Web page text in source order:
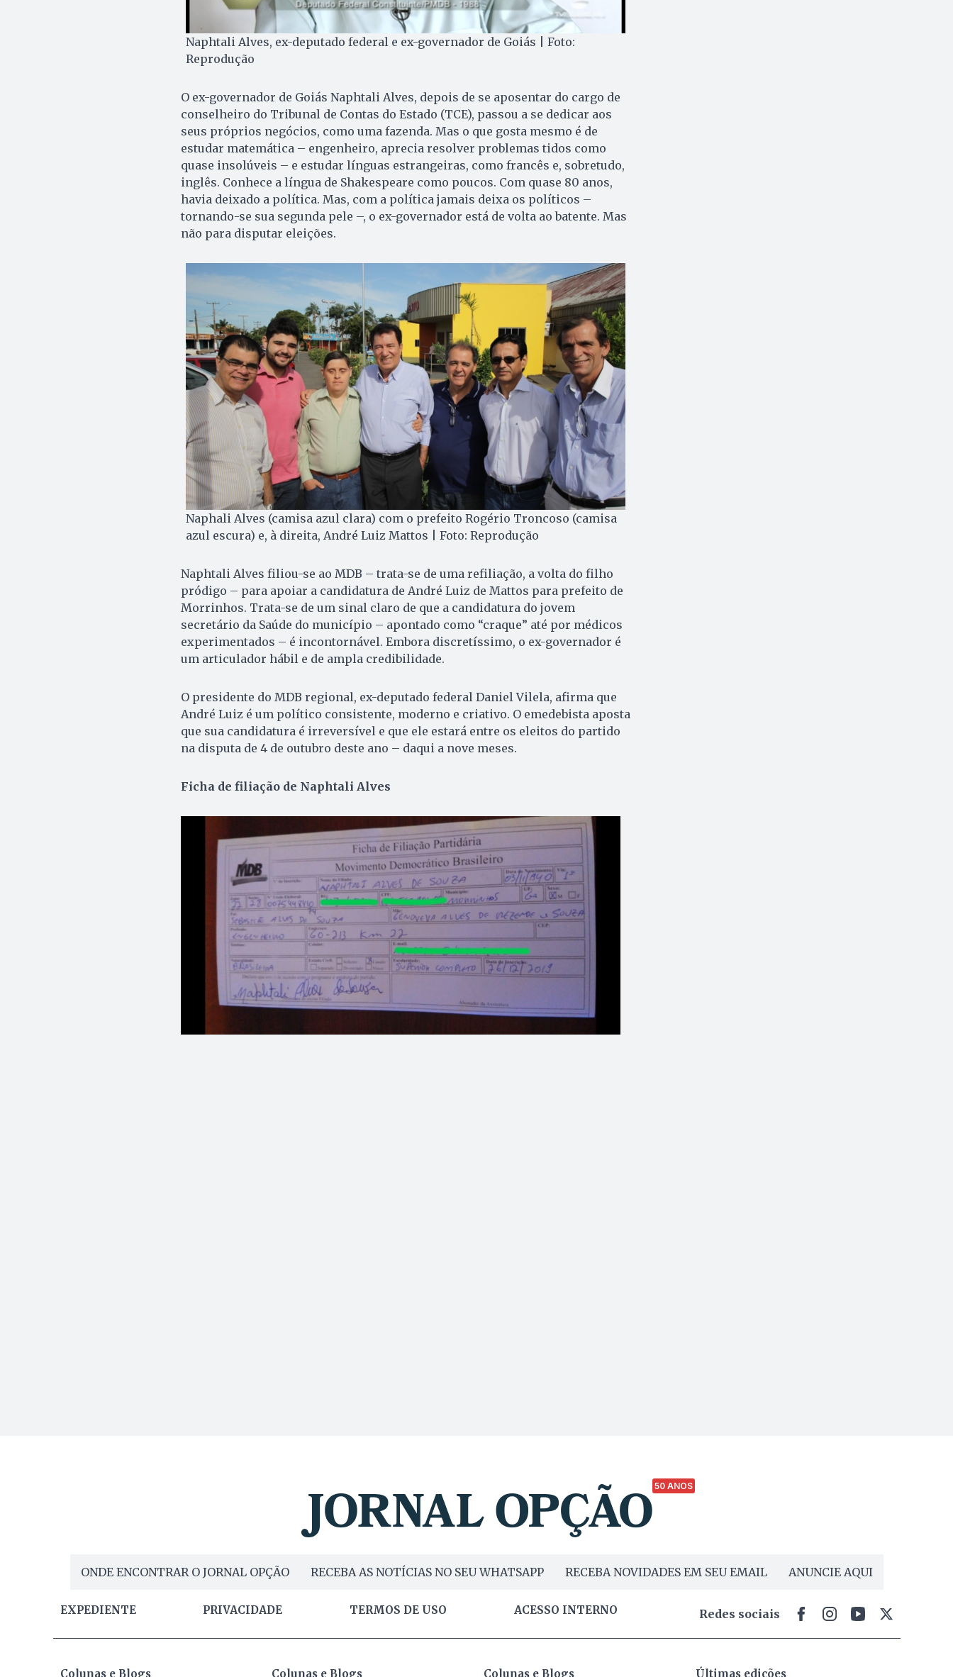
Naphtali Alves, ex-deputado federal e ex-governador de Goiás | Foto:
Reprodução
O ex-governador de Goiás Naphtali Alves, depois de se aposentar do cargo de
conselheiro do Tribunal de Contas do Estado (TCE), passou a se dedicar aos
seus próprios negócios, como uma fazenda. Mas o que gosta mesmo é de
estudar matemática – engenheiro, aprecia resolver problemas tidos como
quase insolúveis – e estudar línguas estrangeiras, como francês e, sobretudo,
inglês. Conhece a língua de Shakespeare como poucos. Com quase 80 anos,
havia deixado a política. Mas, com a política jamais deixa os políticos –
tornando-se sua segunda pele –, o ex-governador está de volta ao batente. Mas
não para disputar eleições.
Naphali Alves (camisa azul clara) com o prefeito Rogério Troncoso (camisa
azul escura) e, à direita, André Luiz Mattos | Foto: Reprodução
Naphtali Alves filiou-se ao MDB – trata-se de uma refiliação, a volta do filho
pródigo – para apoiar a candidatura de André Luiz de Mattos para prefeito de
Morrinhos. Trata-se de um sinal claro de que a candidatura do jovem
secretário da Saúde do município – apontado como “craque” até por médicos
experimentados – é incontornável. Embora discretíssimo, o ex-governador é
um articulador hábil e de ampla credibilidade.
O presidente do MDB regional, ex-deputado federal Daniel Vilela, afirma que
André Luiz é um político consistente, moderno e criativo. O emedebista aposta
que sua candidatura é irreversível e que ele estará entre os eleitos do partido
na disputa de 4 de outubro deste ano – daqui a nove meses.
Ficha de filiação de Naphtali Alves
50 ANOS
ONDE ENCONTRAR O JORNAL OPÇÃO RECEBA AS NOTÍCIAS NO SEU WHATSAPP RECEBA NOVIDADES EM SEU EMAIL ANUNCIE AQUI
EXPEDIENTE PRIVACIDADE TERMOS DE USO ACESSO INTERNO Redes sociais
Colunas e Blogs Colunas e Blogs Colunas e Blogs Últimas edições